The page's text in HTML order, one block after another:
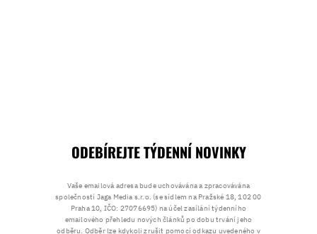
ODEBÍREJTE TÝDENNÍ NOVINKY
Vaše emailová adresa bude uchovávána a zpracovávána
společností Jaga Media s.r.o. (se sídlem na Pražské 18, 102 00
Praha 10, IČO: 27076695) na účel zasílání týdenního
emailového přehledu nových článků po dobu trvání jeho
odběru. Odběr lze kdykoli zrušit pomocí odkazu uvedeného v